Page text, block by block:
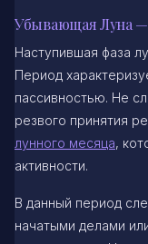
Убывающая Луна —
Наступившая фаза
Период
пассивностью. Не
резвого принятия
лунного месяца,
активности.
В данный период
начатыми делами